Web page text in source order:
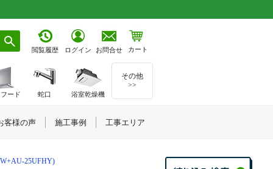
閲覧履歴 ログイン お問合せ カート
25UFHY)
ード 蛇口 浴室乾燥機
その他
>>
客様の声 施工事例 工事エリア